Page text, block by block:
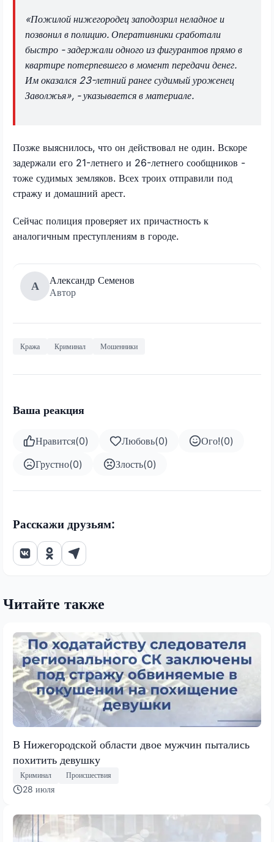
«Пожилой нижегородец заподозрил неладное и
позвонил в полицию. Оперативники сработали
быстро - задержали одного из фигурантов прямо в
квартире потерпевшего в момент передачи денег.
Им оказался 23-летний ранее судимый уроженец
Заволжья», - указывается в материале.
Позже выяснилось, что он действовал не один. Вскоре
задержали его 21-летнего и 26-летнего сообщников -
тоже судимых земляков. Всех троих отправили под
стражу и домашний арест.
Сейчас полиция проверяет их причастность к
аналогичным преступлениям в городе.
А
Александр Семенов
Автор
Кража Криминал Мошенники
Ваша реакция
Нравится(0) Любовь(0) Ого!(0)
Грустно(0) Злость(0)
Расскажи друзьям:
Читайте также
В Нижегородской области двое мужчин пытались
похитить девушку
Криминал Происшествия
28 июля